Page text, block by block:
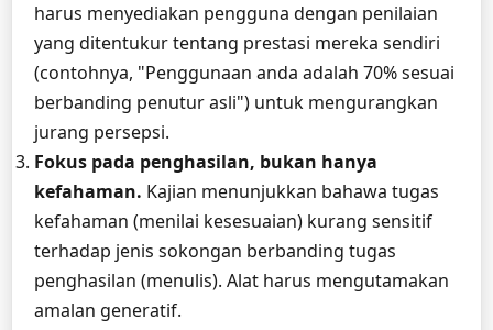
harus menyediakan pengguna dengan penilaian
yang ditentukur tentang prestasi mereka sendiri
(contohnya, "Penggunaan anda adalah 70% sesuai
berbanding penutur asli") untuk mengurangkan
jurang persepsi.
Fokus pada penghasilan, bukan hanya
kefahaman. Kajian menunjukkan bahawa tugas
kefahaman (menilai kesesuaian) kurang sensitif
terhadap jenis sokongan berbanding tugas
penghasilan (menulis). Alat harus mengutamakan
amalan generatif.